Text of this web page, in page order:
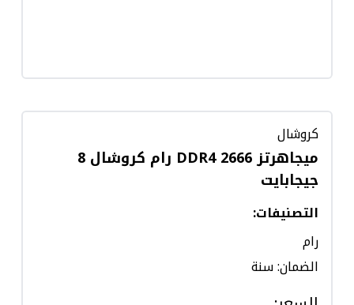
كروشال
ميجاهرتز 2666 DDR4 رام كروشال 8
جيجابايت
التصنيفات:
رام
الضمان: سنة